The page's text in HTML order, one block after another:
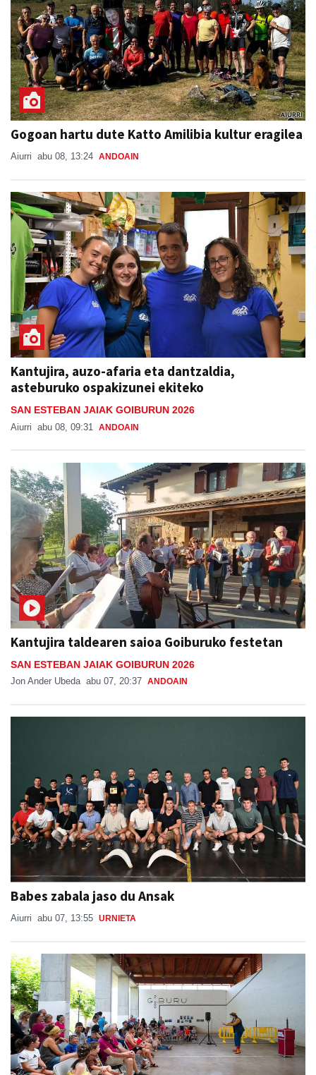
Gogoan hartu dute Katto Amilibia kultur eragilea
Aiurri abu 08, 13:24 ANDOAIN
Kantujira, auzo-afaria eta dantzaldia,
asteburuko ospakizunei ekiteko
SAN ESTEBAN JAIAK GOIBURUN 2026
Aiurri abu 08, 09:31 ANDOAIN
Kantujira taldearen saioa Goiburuko festetan
SAN ESTEBAN JAIAK GOIBURUN 2026
Jon Ander Ubeda abu 07, 20:37 ANDOAIN
Babes zabala jaso du Ansak
Aiurri abu 07, 13:55 URNIETA